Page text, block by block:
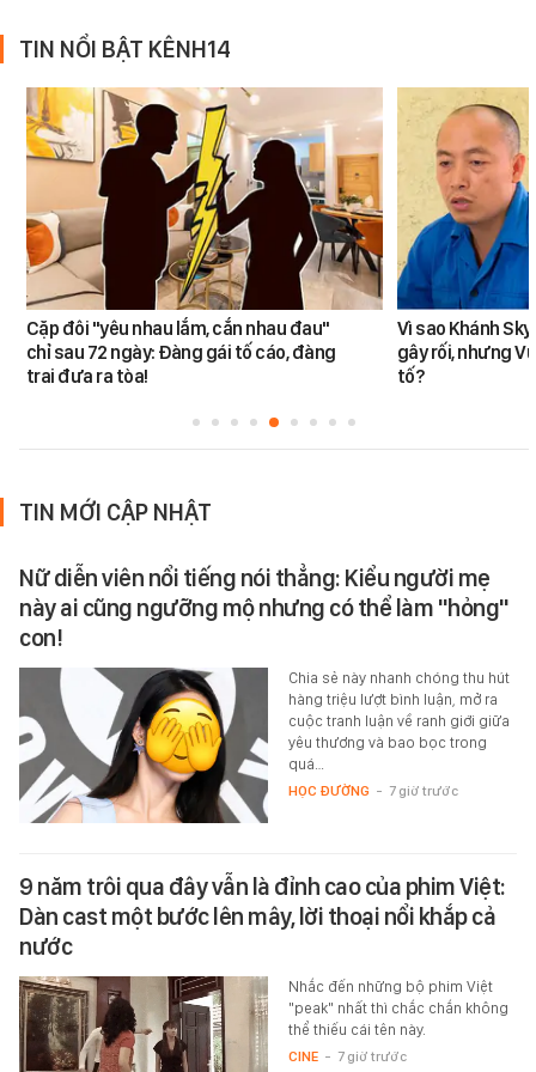
TIN NỔI BẬT KÊNH14
Cặp đôi "yêu nhau lắm, cắn nhau đau"
chỉ sau 72 ngày: Đàng gái tố cáo, đàng
trai đưa ra tòa!
Vì sao Khánh
gây rối, nhưng
tố?
TIN MỚI CẬP NHẬT
Nữ diễn viên nổi tiếng nói thẳng: Kiểu người mẹ
này ai cũng ngưỡng mộ nhưng có thể làm "hỏng"
con!
Chia sẻ này nhanh chóng thu hút
hàng triệu lượt bình luận, mở ra
cuộc tranh luận về ranh giới giữa
yêu thương và bao bọc trong
quá…
HỌC ĐƯỜNG - 7 giờ trước
9 năm trôi qua đây vẫn là đỉnh cao của phim Việt:
Dàn cast một bước lên mây, lời thoại nổi khắp cả
nước
Nhắc đến những bộ phim Việt
"peak" nhất thì chắc chắn không
thể thiếu cái tên này.
CINE - 7 giờ trước